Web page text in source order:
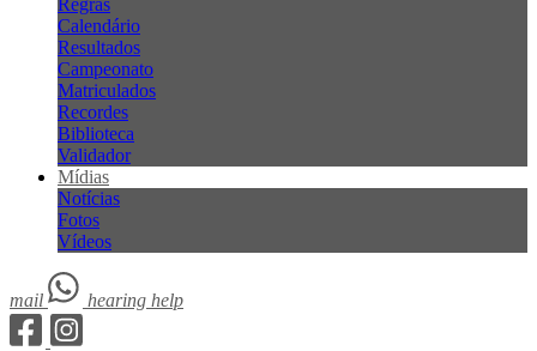
Regras
Calendário
Resultados
Campeonato
Matriculados
Recordes
Biblioteca
Validador
Mídias
Notícias
Fotos
Vídeos
mail hearing help